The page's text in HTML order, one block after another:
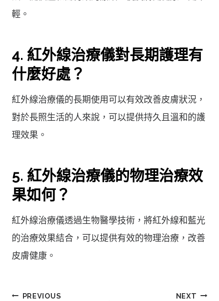
輕。
4. 紅外線治療儀對長期護理有
什麼好處？
紅外線治療儀的長期使用可以有效改善皮膚狀況，
對於長照生活的人來說，可以提供持久且溫和的護
理效果。
5. 紅外線治療儀的物理治療效
果如何？
紅外線治療儀透過生物醫學技術，將紅外線和藍光
的治療效果結合，可以提供有效的物理治療，改善
皮膚健康。
文 PREVIOUS NEXT